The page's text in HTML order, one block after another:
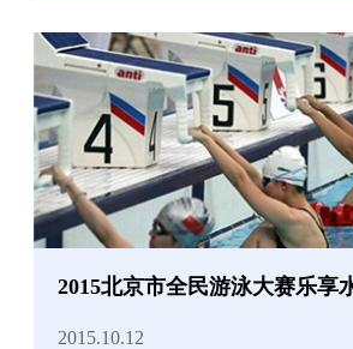
2015北京市全民游泳大赛乐享
2015.10.12